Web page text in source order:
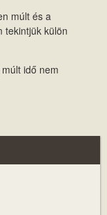
múlt és a
tekintjük külön
idő nem